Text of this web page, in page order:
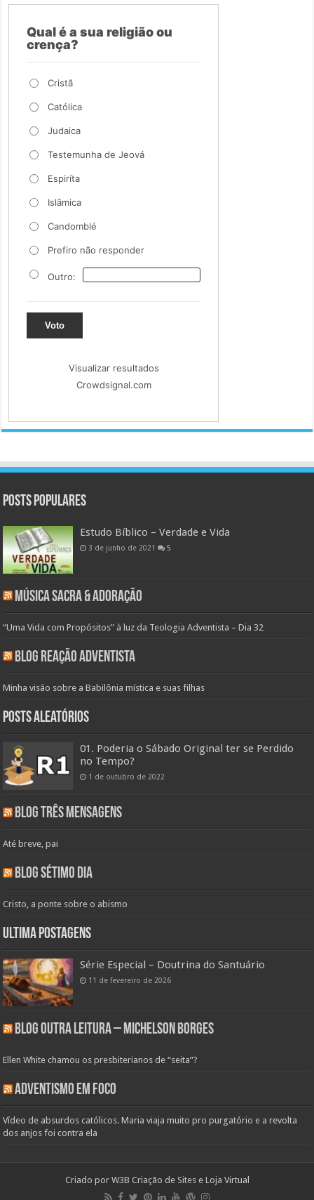
Qual é a sua religião ou
crença?
Cristã
Católica
Judaica
Testemunha de Jeová
Espiríta
Islâmica
Candomblé
Prefiro não responder
Outro:
Voto
Visualizar resultados
Crowdsignal.com
Posts populares
Estudo Bíblico – Verdade e Vida
3 de junho de 2021 5
Música Sacra & Adoração
“Uma Vida com Propósitos” à luz da Teologia Adventista – Dia 32
Blog Reação Adventista
Minha visão sobre a Babilônia mística e suas filhas
Posts aleatórios
01. Poderia o Sábado Original ter se Perdido
no Tempo?
1 de outubro de 2022
Blog Três Mensagens
Até breve, pai
Blog Sétimo Dia
Cristo, a ponte sobre o abismo
Ultima Postagens
Série Especial – Doutrina do Santuário
11 de fevereiro de 2026
Blog Outra Leitura – Michelson Borges
Ellen White chamou os presbiterianos de “seita”?
Adventismo em Foco
Vídeo de absurdos católicos. Maria viaja muito pro purgatório e a revolta
dos anjos foi contra ela
Criado por W3B Criação de Sites e Loja Virtual